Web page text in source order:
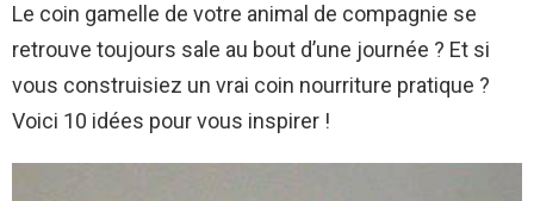
Le coin gamelle de votre animal de compagnie se
retrouve toujours sale au bout d’une journée ? Et si
vous construisiez un vrai coin nourriture pratique ?
Voici 10 idées pour vous inspirer !